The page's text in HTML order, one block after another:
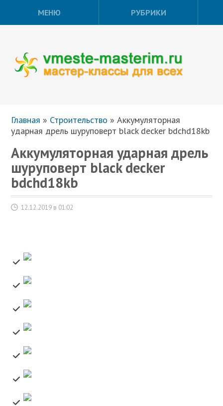
МЕНЮ РУБРИКИ
Главная » Строительство »Аккумуляторная
ударная дрель шуруповерт black decker bdchd18kb
Аккумуляторная ударная дрель
шуруповерт black decker
bdchd18kb
12.12.2019 в 01:02